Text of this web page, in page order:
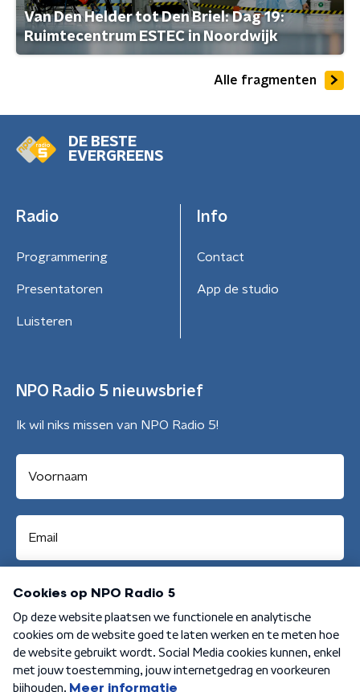
Van Den Helder tot Den Briel: Dag 19:
Ruimtecentrum ESTEC in Noordwijk
Alle fragmenten
DE BESTE
EVERGREENS
Radio
Programmering
Presentatoren
Luisteren
Info
Contact
App de studio
NPO Radio 5 nieuwsbrief
Ik wil niks missen van NPO Radio 5!
Aanmelden
Algemene voorwaarden Privacybeleid